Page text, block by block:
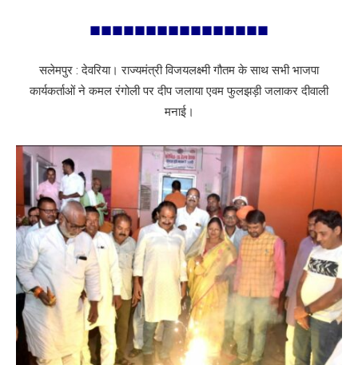
■■■■■■■■■■■■■■■■
सलेमपुर : देवरिया। राज्यमंत्री विजयलक्ष्मी गौतम के साथ सभी भाजपा
कार्यकर्ताओं ने कमल रंगोली पर दीप जलाया एवम फुलझड़ी जलाकर दीवाली
मनाई।